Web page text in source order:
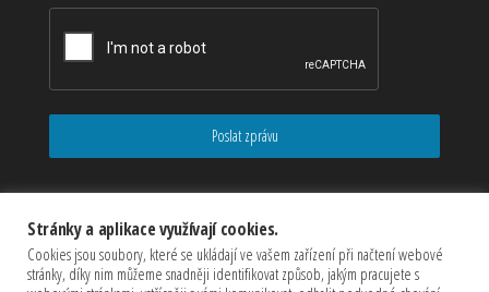
Poslat zprávu
Stránky a aplikace využívají cookies.
Cookies jsou soubory, které se ukládají ve vašem zařízení při načtení webové
stránky, díky nim můžeme snadněji identifikovat způsob, jakým pracujete s